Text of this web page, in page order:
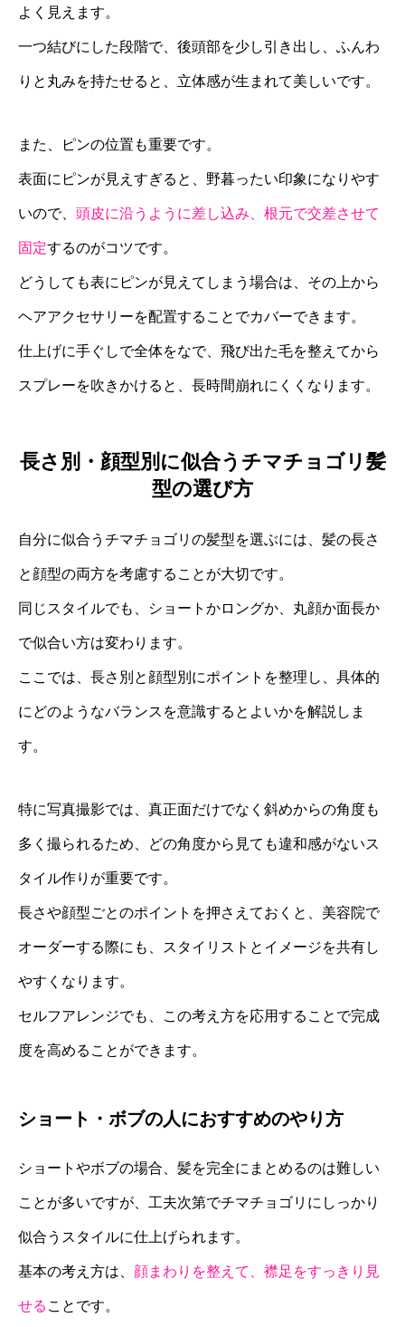
よく見えます。
一つ結びにした段階で、後頭部を少し引き出し、ふんわ
りと丸みを持たせると、立体感が生まれて美しいです。
また、ピンの位置も重要です。
表面にピンが見えすぎると、野暮ったい印象になりやす
いので、 頭皮に沿うように差し込み、根元で交差させて
固定するのがコツです。
どうしても表にピンが見えてしまう場合は、その上から
ヘアアクセサリーを配置することでカバーできます。
仕上げに手ぐしで全体をなで、飛び出た毛を整えてから
スプレーを吹きかけると、長時間崩れにくくなります。
長さ別・顔型別に似合うチマチョゴリ髪
型の選び方
自分に似合うチマチョゴリの髪型を選ぶには、髪の長さ
と顔型の両方を考慮することが大切です。
同じスタイルでも、ショートかロングか、丸顔か面長か
で似合い方は変わります。
ここでは、長さ別と顔型別にポイントを整理し、具体的
にどのようなバランスを意識するとよいかを解説しま
す。
特に写真撮影では、真正面だけでなく斜めからの角度も
多く撮られるため、どの角度から見ても違和感がないス
タイル作りが重要です。
長さや顔型ごとのポイントを押さえておくと、美容院で
オーダーする際にも、スタイリストとイメージを共有し
やすくなります。
セルフアレンジでも、この考え方を応用することで完成
度を高めることができます。
ショート・ボブの人におすすめのやり方
ショートやボブの場合、髪を完全にまとめるのは難しい
ことが多いですが、工夫次第でチマチョゴリにしっかり
似合うスタイルに仕上げられます。
基本の考え方は、 顔まわりを整えて、襟足をすっきり見
せる ことです。